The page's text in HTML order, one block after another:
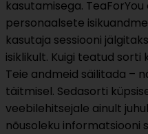
kasutamisega.
personaalsete
kasutaja sessiooni
isiklikult. Kuigi teatud
Teie andmeid säilitada –
täitmisel. Sedasorti
veebilehitsejale ainult
nõusoleku informatsiooni